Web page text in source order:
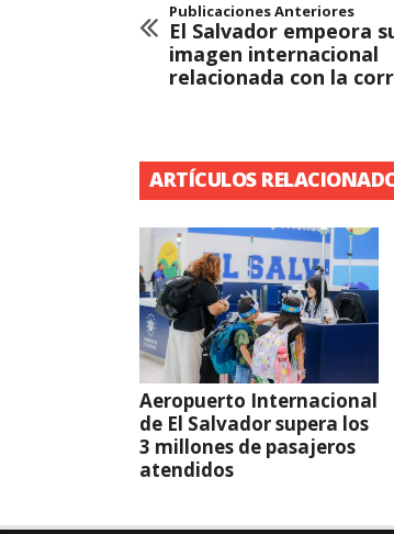
Publicaciones Anteriores
El Salvador empeora
imagen internacional
relacionada con la
ARTÍCULOS
Aeropuerto Internacional
de El Salvador supera los
3 millones de pasajeros
atendidos